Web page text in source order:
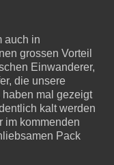
auch in
grossen Vorteil
Einwanderer,
die unsere
mal gezeigt
kalt werden
im kommenden
Pack